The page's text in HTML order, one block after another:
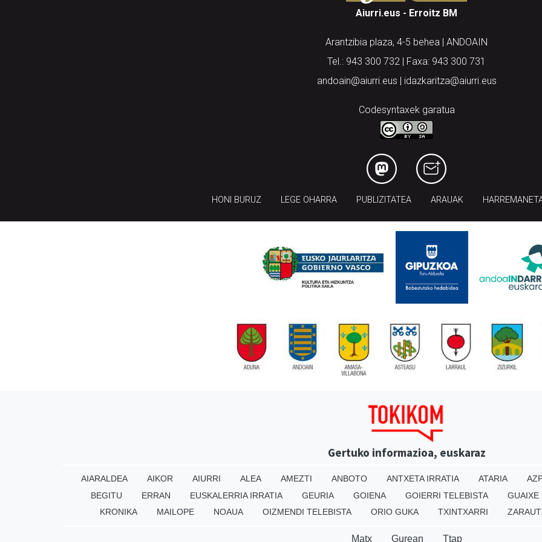
Aiurri.eus - Erroitz BM
Arantzibia plaza, 4-5 behea | ANDOAIN
Tel.: 943 300 732 | Faxa: 943 300 731
andoain@aiurri.eus | idazkaritza@aiurri.eus
Codesyntaxek garatua
HONI BURUZ LEGE OHARRA PUBLIZITATEA ARAUAK
Gertuko informazioa, euskaraz
AIARALDEA AIKOR AIURRI ALEA AMEZTI ANBOTO ANTXETA IRRATIA ATARIA
BEGITU
ERRAN EUSKALERRIA IRRATIA GEURIA GOIENA GOIERRI TELEBISTA GUAIXE
KRONIKA
MAILOPE NOAUA OIZMENDI TELEBISTA ORIO GUKA TXINTXARRI
Matx Gurean Ttap